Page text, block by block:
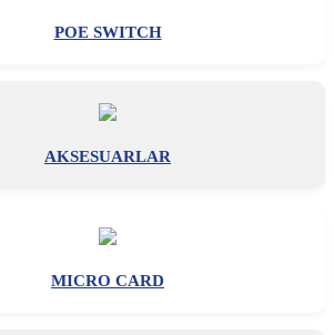
POE SWITCH
AKSESUARLAR
MICRO CARD